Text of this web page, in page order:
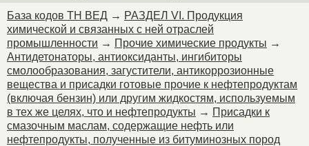
База кодов ТН ВЕД → РАЗДЕЛ VI. Продукция
химической и связанных с ней отраслей
промышленности → Прочие химические продукты →
Антидетонаторы, антиоксиданты, ингибиторы
смолообразования, загустители, антикоррозионные
вещества и присадки готовые прочие к нефтепродуктам
(включая бензин) или другим жидкостям, используемым
в тех же целях, что и нефтепродукты → Присадки к
смазочным маслам, содержащие нефть или
нефтепродукты, полученные из битуминозных пород